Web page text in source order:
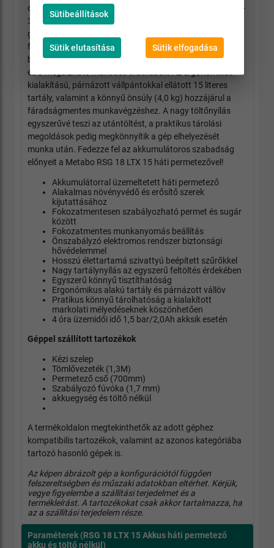
díszkertről. A fokozatmentesen szabályozható nyomás 1-
3 bar között és a permet/sugár közötti átváltás
garantálja a tökéletes alkalmazkodást a különböző
feladatokhoz. Az önvezérlő elektromos rendszer és a
beépített szűrők védelmet nyújtanak a hosszú élettartam
és a megbízható működés érdekében. Az ergonomikus
kialakítású, párnázott vállpántokkal ellátott 15 literes
tartály, valamint a könnyű önsúly (4,0 kg) hozzájárul a
fáradságmentes munkavégzéshez. A nagy töltőnyílás
egyszerűvé teszi az utántöltést, a praktikus tárolási
megoldások pedig megkönnyítik a gép elhelyezését
munka után. Fedezze fel az akkumulátoros szabadság
előnyeit a Metabo RSG 18 LTX 15 háti permetezővel!
Akkumulátorral üzemeltetett háti permetező
Alakalmas növényvédő és erősítő szerek
kijutattásához
Fokozatmentesen szabályozható permet és sugár
között
Fokozatmentes munkanyomás beállítás
Önszabályzó elektromos rendszer biztonsági
hővédelemmel
Hosszú élettartamá szivattyú beépített szűrőkkel
Nagy tartálynyílás az egyszerű feltöltés érdekében
Egyszerű könnyű tisztíthatóság
Ergonómikus alakú tartály és párnázott vállöv
Pratikus könnyű tárolhatóság a kialakított
markolati mélyedéseknek köszönhetően
4 óra üzemidői idő 1,5 bar/2,0Ah akksik esetén
Géppel szállított tartozékok
Kézi szelep
Tömlővezeték (1,3M)
Permetező cső (700mm)
Szabályozó fúvóka (1,7 mm)
akkuegység és töltő nélkül
A termékoldalon megtekinthetők az adott géphez
kompatibilis tartozékok, valamint az azonos kategóriába
tartozó hasonló gépek is.
Az képen ábrázolt gép a konfigurációtól függően
felszereltségben és műszaki adatokban eltérhet. Kérjük,
vegye figyelembe a szállítási terjedelmet és a
termékleírást. A tartozékokat csak akkor tartalmazza, ha
az a szállítási terjedelem része.
Paraméterek (RSG 18 LTX 15Akkus háti permetező
akku és töltő nélkül)
Sütibeállítások
Sütik elutasítása Sütik elfogadása